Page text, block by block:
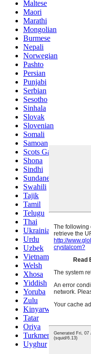
Maltese
Maori
Marathi
Mongolian
Burmese
Nepali
Norwegian
Pashto
Persian
Punjabi
Serbian
Sesotho
Sinhala
Slovak
Slovenian
Somali
Samoan
Scots Gaelic
Shona
Sindhi
Sundanese
Swahili
Tajik
Tamil
Telugu
Thai
Ukrainian
Urdu
Uzbek
Vietnamese
Welsh
Xhosa
Yiddish
Yoruba
Zulu
Kinyarwanda
Tatar
Oriya
Turkmen
Uyghur